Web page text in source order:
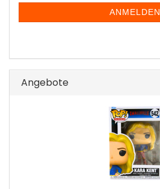
ANMELDEN
Angebote